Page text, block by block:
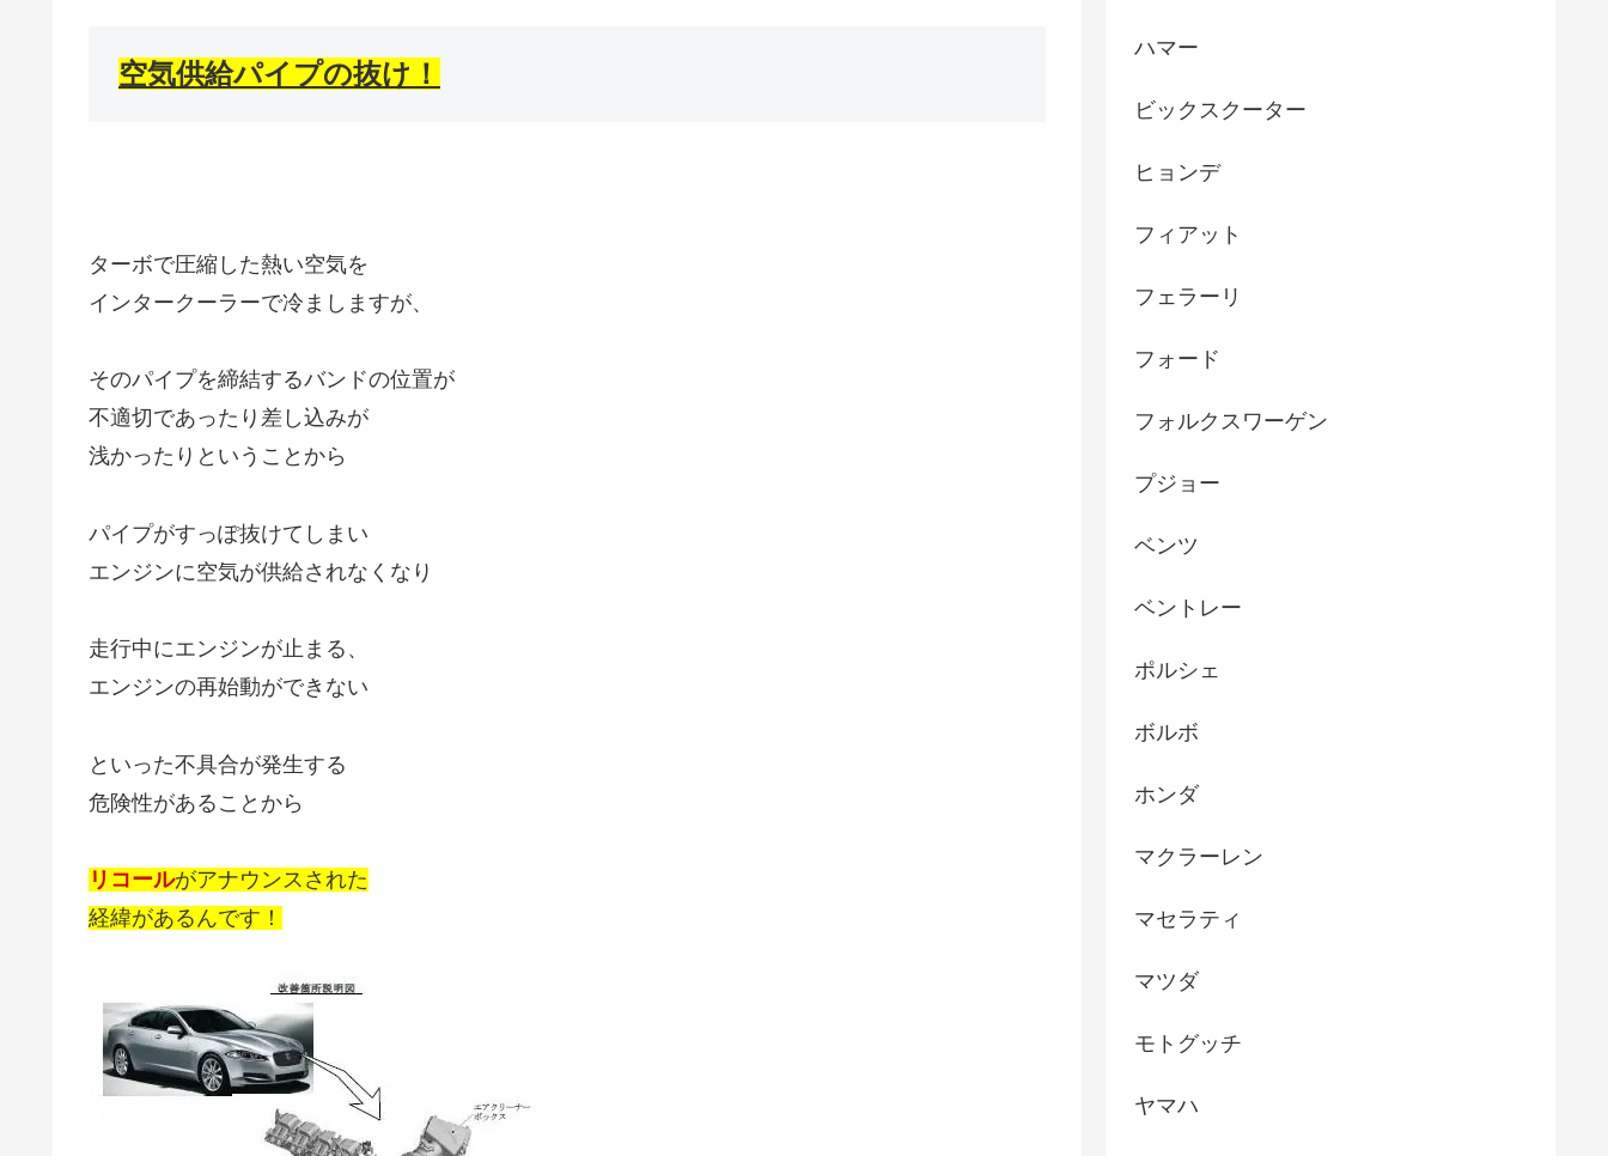
空気供給パイプの抜け！
ターボで圧縮した熱い空気を
インタークーラーで冷ましますが、
そのパイプを締結するバンドの位置が
不適切であったり差し込みが
浅かったりということから
パイプがすっぽ抜けてしまい
エンジンに空気が供給されなくなり
走行中にエンジンが止まる、
エンジンの再始動ができない
といった不具合が発生する
危険性があることから
リコールがアナウンスされた
経緯があるんです！
ハマー
ビックスクーター
ヒョンデ
フィアット
フェラーリ
フォード
フォルクスワーゲン
プジョー
ベンツ
ベントレー
ポルシェ
ボルボ
ホンダ
マクラーレン
マセラティ
マツダ
モトグッチ
ヤマハ